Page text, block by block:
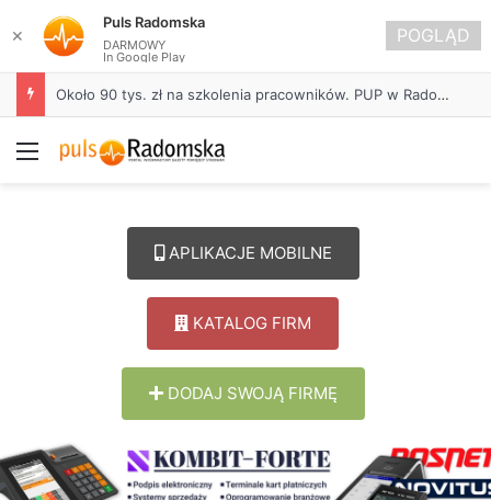
Życie bez alkoholu – lepszy wybór. Radomsko włącza się w Miesiąc Trzeźwości
Menu
APLIKACJE MOBILNE
KATALOG FIRM
DODAJ SWOJĄ FIRMĘ
✕
Puls Radomska
DARMOWY
In Google Play
POGLĄD